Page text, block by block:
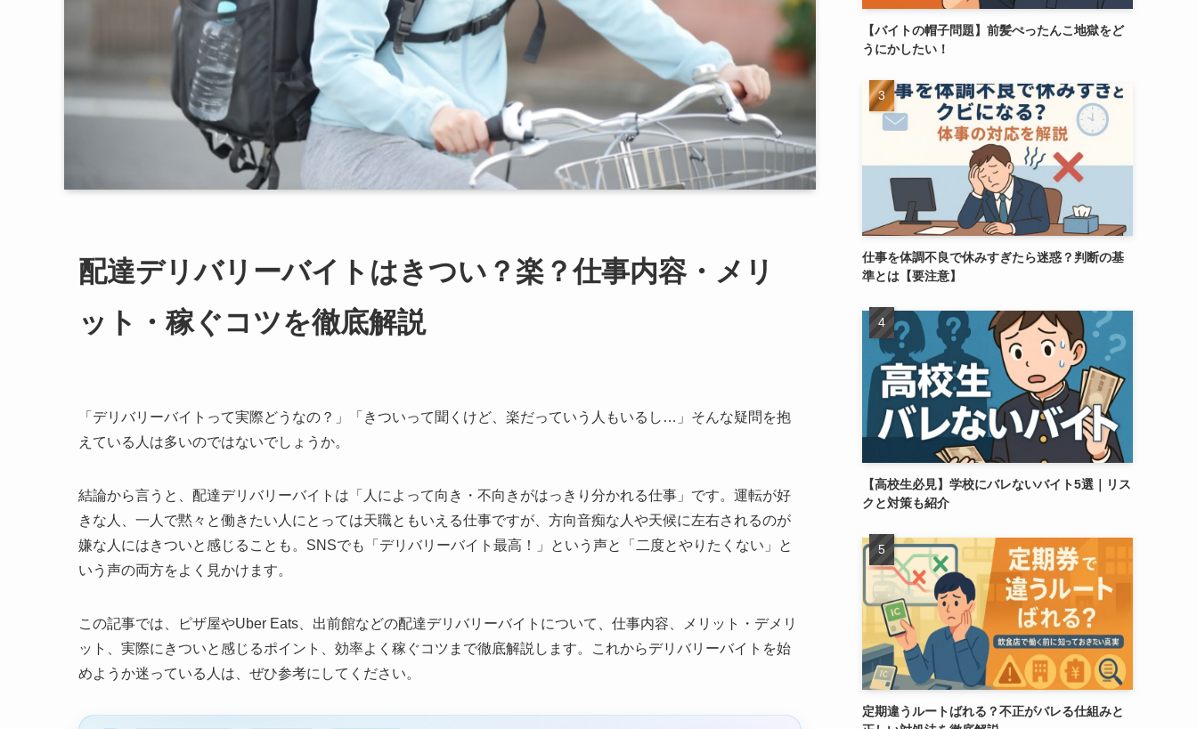
配達デリバリーバイトはきつい？楽？仕事内容・メリ
ット・稼ぐコツを徹底解説
「デリバリーバイトって実際どうなの？」「きついって聞くけど、楽だっていう人もいるし…」そんな疑問を抱
えている人は多いのではないでしょうか。
結論から言うと、配達デリバリーバイトは「人によって向き・不向きがはっきり分かれる仕事」です。運転が好
きな人、一人で黙々と働きたい人にとっては天職ともいえる仕事ですが、方向音痴な人や天候に左右されるのが
嫌な人にはきついと感じることも。SNSでも「デリバリーバイト最高！」という声と「二度とやりたくない」と
いう声の両方をよく見かけます。
この記事では、ピザ屋やUber Eats、出前館などの配達デリバリーバイトについて、仕事内容、メリット・デメリ
ット、実際にきついと感じるポイント、効率よく稼ぐコツまで徹底解説します。これからデリバリーバイトを始
めようか迷っている人は、ぜひ参考にしてください。
【バイトの帽子問題】前髪ぺったんこ地獄をど
うにかしたい！
仕事を体調不良で休みすぎたら迷惑？判断の基
準とは【要注意】
【高校生必見】学校にバレないバイト5選｜リス
クと対策も紹介
定期違うルートばれる？不正がバレる仕組みと